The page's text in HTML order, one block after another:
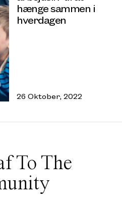
hænge sammen i
hverdagen
26 Oktober, 2022
To The